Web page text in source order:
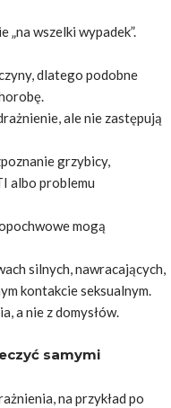
„na wszelki wypadek”.
dlatego podobne
ale nie zastępują
grzybicy,
albo problemu
mogą
silnych, nawracających,
kontakcie seksualnym.
a nie z domysłów.
samymi
na przykład po